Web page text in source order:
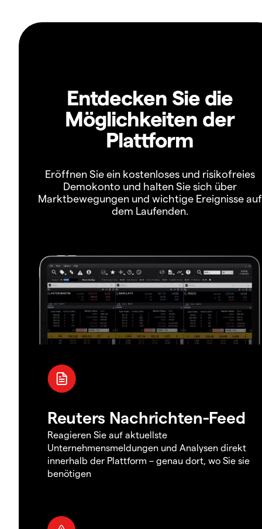
Entdecken Sie die
Möglichkeiten der
Plattform
Eröffnen Sie ein kostenloses und risikofreies
Demokonto und halten Sie sich über
Marktbewegungen und wichtige Ereignisse auf
dem Laufenden.
Reuters Nachrichten-Feed
Reagieren Sie auf aktuellste
Unternehmensmeldungen und Analysen direkt
innerhalb der Plattform – genau dort, wo Sie sie
benötigen